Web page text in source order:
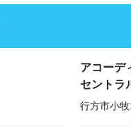
アコーデ
セントラ
行方市小